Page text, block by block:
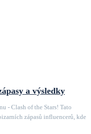
a výsledky
- Clash of the Stars! Tato
zápasů influencerů, kde